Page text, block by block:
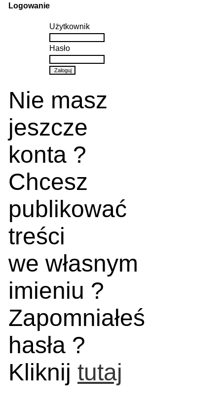
Logowanie
Użytkownik
Hasło
Nie masz
jeszcze
konta ?
Chcesz
publikować
treści
we własnym
imieniu ?
Zapomniałeś
hasła ?
Kliknij tutaj